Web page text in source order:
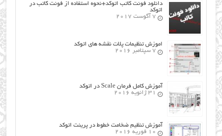
دانلود فونت کاتب اتوکد+نحوه استفاده از فونت کاتب در
اتوکد
7 آگوست 2017
اموزش تنظیمات پلات نقشه های اتوکد
7 سپتامبر 2016
آموزش کامل فرمان Scale در اتوکد
31 ژانویه 2016
آموزش تنظیم ضخامت خطوط در پرینت اتوکد
10 فوریه 2016